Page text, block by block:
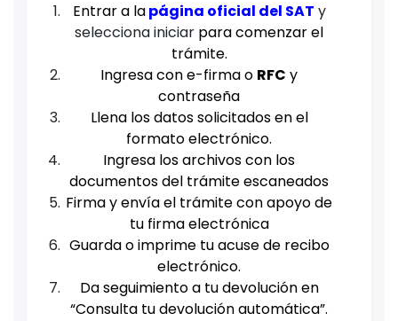
Entrar a lapágina oficial del SAT y
selecciona iniciar para comenzar el
trámite.
Ingresa con e-firma o RFC y
contraseña
Llena los datos solicitados en el
formato electrónico.
Ingresa los archivos con los
documentos del trámite escaneados
Firma y envía el trámite con apoyo de
tu firma electrónica
Guarda o imprime tu acuse de recibo
electrónico.
Da seguimiento a tu devolución en
“Consulta tu devolución automática”.